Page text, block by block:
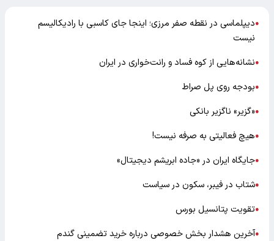
●دیپلماسی در نقطه صفر مرزی؛ اینجا جای کاسبی با رادیکالیسم
نیست
●نشانه‌هایی از کوه فساد و رانت‌خواری در ایران
●بودجه روی پل صراط
●«گزیر» ناگزیر بانکی
●هیچ فعالیتی به صرفه نیست!
●جایگاه ایران در «جاده ابریشم دیجیتال»
●شتاب در فیبر، سکون در سیاست
●تقویت پتانسیل بورس
●آخرین هشدار بخش خصوصی درباره خرید تضمینی گندم